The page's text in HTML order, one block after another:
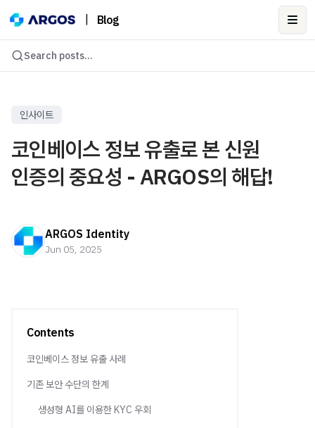
Blog
Search posts...
인사이트
코인베이스 정보 유출로 본 신원
인증의 중요성 - ARGOS의 해답!
ARGOS Identity
Jun 05, 2025
Contents
코인베이스 정보 유출 사례
기존 보안 수단의 한계
생성형 AI를 이용한 KYC 우회